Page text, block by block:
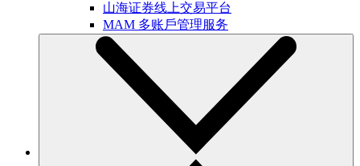
山海证券线上交易平台
MAM 多账戶管理服务